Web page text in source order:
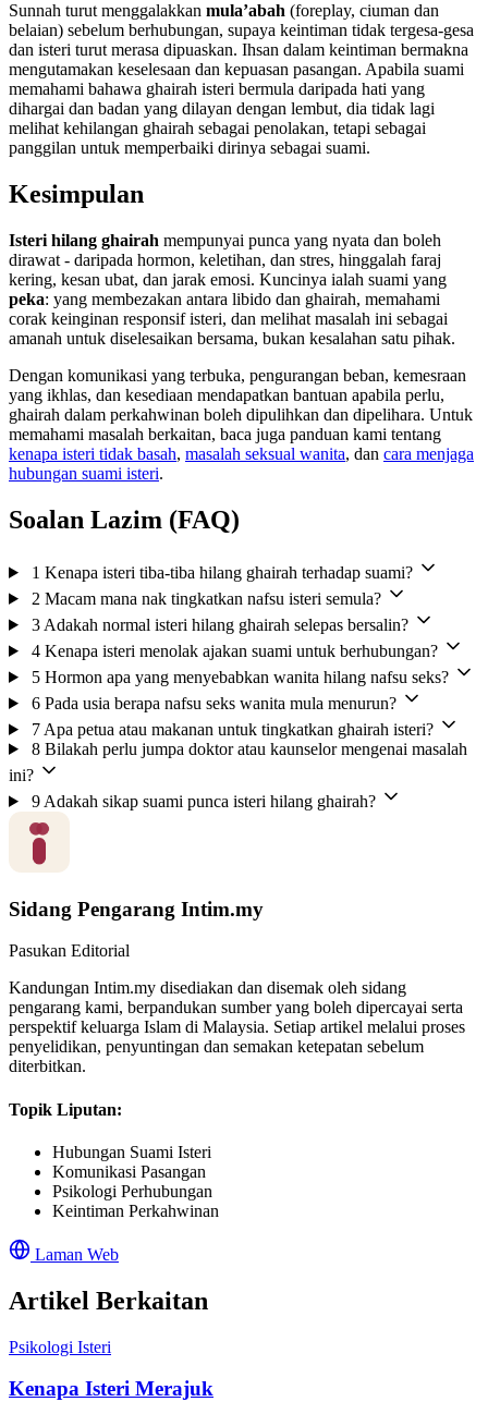
Sunnah turut menggalakkan mula’abah (foreplay, ciuman dan
belaian) sebelum berhubungan, supaya keintiman tidak tergesa-gesa
dan isteri turut merasa dipuaskan. Ihsan dalam keintiman bermakna
mengutamakan keselesaan dan kepuasan pasangan. Apabila suami
memahami bahawa ghairah isteri bermula daripada hati yang
dihargai dan badan yang dilayan dengan lembut, dia tidak lagi
melihat kehilangan ghairah sebagai penolakan, tetapi sebagai
panggilan untuk memperbaiki dirinya sebagai suami.
Kesimpulan
Isteri hilang ghairah mempunyai punca yang nyata dan boleh
dirawat - daripada hormon, keletihan, dan stres, hinggalah faraj
kering, kesan ubat, dan jarak emosi. Kuncinya ialah suami yang
peka: yang membezakan antara libido dan ghairah, memahami
corak keinginan responsif isteri, dan melihat masalah ini sebagai
amanah untuk diselesaikan bersama, bukan kesalahan satu pihak.
Dengan komunikasi yang terbuka, pengurangan beban, kemesraan
yang ikhlas, dan kesediaan mendapatkan bantuan apabila perlu,
ghairah dalam perkahwinan boleh dipulihkan dan dipelihara. Untuk
memahami masalah berkaitan, baca juga panduan kami tentang
kenapa isteri tidak basah, masalah seksual wanita, dan cara menjaga
hubungan suami isteri.
Soalan Lazim (FAQ)
1 Kenapa isteri tiba-tiba hilang ghairah terhadap suami?
2 Macam mana nak tingkatkan nafsu isteri semula?
3 Adakah normal isteri hilang ghairah selepas bersalin?
4 Kenapa isteri menolak ajakan suami untuk berhubungan?
5 Hormon apa yang menyebabkan wanita hilang nafsu seks?
6 Pada usia berapa nafsu seks wanita mula menurun?
7 Apa petua atau makanan untuk tingkatkan ghairah isteri?
8 Bilakah perlu jumpa doktor atau kaunselor mengenai masalah
ini?
9 Adakah sikap suami punca isteri hilang ghairah?
Sidang Pengarang Intim.my
Pasukan Editorial
Kandungan Intim.my disediakan dan disemak oleh sidang
pengarang kami, berpandukan sumber yang boleh dipercayai serta
perspektif keluarga Islam di Malaysia. Setiap artikel melalui proses
penyelidikan, penyuntingan dan semakan ketepatan sebelum
diterbitkan.
Topik Liputan:
Hubungan Suami Isteri
Komunikasi Pasangan
Psikologi Perhubungan
Keintiman Perkahwinan
Laman Web
Artikel Berkaitan
Psikologi Isteri
Kenapa Isteri Merajuk